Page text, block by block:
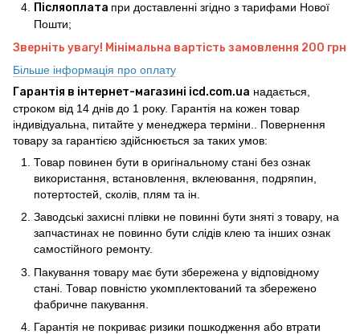
Післяоплата при доставленні згідно з тарифами Нової
Пошти;
Зверніть увагу! Мінімальна вартість замовлення 200 грн
Більше інформація про оплату
Гарантія в інтернет-магазині icd.com.ua надається,
строком від 14 днів до 1 року. Гарантія на кожен товар
індивідуальна, питайте у менеджера терміни.. Повернення
товару за гарантією здійснюється за таких умов:
Товар повинен бути в оригінальному стані без ознак
використання, встановлення, вклеювання, подряпин,
потертостей, сколів, плям та ін.
Заводські захисні плівки не повинні бути зняті з товару, на
запчастинах не повинно бути слідів клею та інших ознак
самостійного ремонту.
Пакування товару має бути збережена у відповідному
стані. Товар повністю укомплектований та збережено
фабричне пакування.
Гарантія не покриває ризики пошкодження або втрати